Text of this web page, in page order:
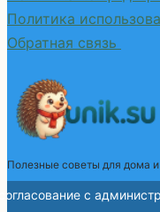
Политика
Обратная связь
Полезные советы для дома